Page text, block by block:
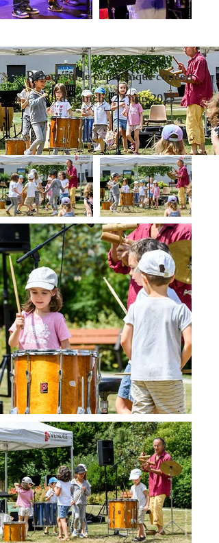
Retour sur le pique-nique concert
du dimanche 22 juin 2025